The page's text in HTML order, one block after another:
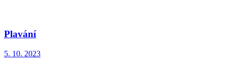
Plavání
5. 10. 2023